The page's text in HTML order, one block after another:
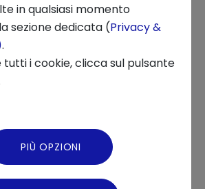
di Italian
streaming l'11
ore 10.
in qualsiasi momento
sezione dedicata (Privacy &
.
i cookie, clicca sul pulsante
PIÙ OPZIONI